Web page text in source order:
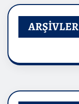
ARŞIVLER